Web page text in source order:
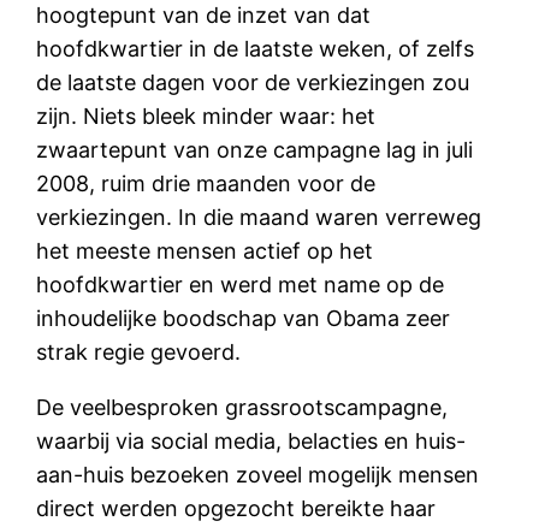
hoogtepunt van de inzet van dat
hoofdkwartier in de laatste weken, of zelfs
de laatste dagen voor de verkiezingen zou
zijn. Niets bleek minder waar: het
zwaartepunt van onze campagne lag in juli
2008, ruim drie maanden voor de
verkiezingen. In die maand waren verreweg
het meeste mensen actief op het
hoofdkwartier en werd met name op de
inhoudelijke boodschap van Obama zeer
strak regie gevoerd.
De veelbesproken grassrootscampagne,
waarbij via social media, belacties en huis-
aan-huis bezoeken zoveel mogelijk mensen
direct werden opgezocht bereikte haar